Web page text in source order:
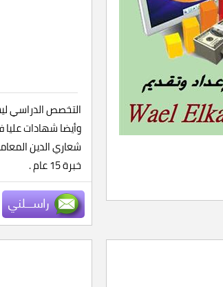
التخصص الدراسي
وأيضا شهادات عليا
شعاري الدين
خبرة 15 عام .